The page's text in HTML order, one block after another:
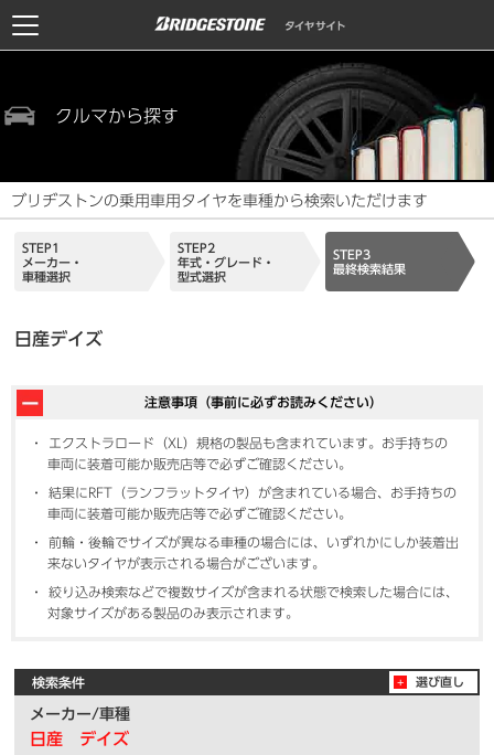
クルマから探す
ブリヂストンの乗用車用タイヤを車種から検索いただけます
STEP1
メーカー・
車種選択
STEP2
年式・グレード・
型式選択
STEP3
最終検索結果
日産デイズ
注意事項（事前に必ずお読みください）
エクストラロード（XL）規格の製品も含まれています。お手持ちの
車両に装着可能か販売店等で必ずご確認ください。
結果にRFT（ランフラットタイヤ）が含まれている場合、お手持ちの
車両に装着可能か販売店等で必ずご確認ください。
前輪・後輪でサイズが異なる車種の場合には、いずれかにしか装着出
来ないタイヤが表示される場合がございます。
絞り込み検索などで複数サイズが含まれる状態で検索した場合には、
対象サイズがある製品のみ表示されます。
検索条件
メーカー/車種
日産 デイズ
選び直し